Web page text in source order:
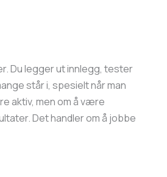
Du legger ut innlegg, tester
står i, spesielt når man
aktiv, men om å være
Det handler om å jobbe